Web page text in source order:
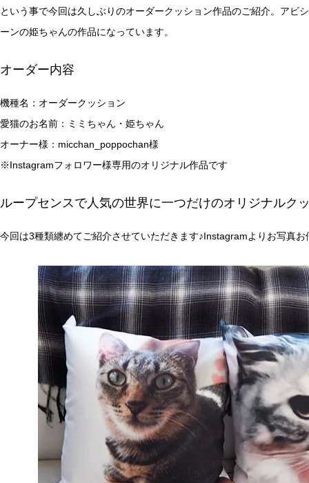
という事で今回は久しぶりのオーダークッション作品のご紹介。アビ
ーンの姫ちゃんの作品になっています。
オーダー内容
機種名：オーダークッション
愛猫のお名前：ミミちゃん・姫ちゃん
オーナー様：micchan_poppochan様
※Instagramフォロワー様専用のオリジナル作品です
ループセンスで人気の世界に一つだけのオリジナルク
今回は3種類纏めてご紹介させていただきます♪Instagramよりお写真